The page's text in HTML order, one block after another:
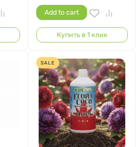
Add to cart
Купить в 1 клик
SALE